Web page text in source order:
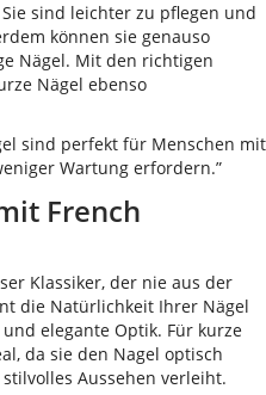
sind leichter zu pflegen und
können sie genauso
Nägel. Mit den richtigen
Nägel ebenso
sind perfekt für Menschen mit
Wartung erfordern.”
French
Klassiker, der nie aus der
die Natürlichkeit Ihrer Nägel
elegante Optik. Für kurze
da sie den Nagel optisch
Aussehen verleiht.